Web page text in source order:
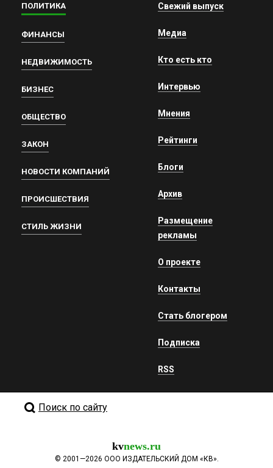
ПОЛИТИКА
ФИНАНСЫ
НЕДВИЖИМОСТЬ
БИЗНЕС
ОБЩЕСТВО
ЗАКОН
НОВОСТИ КОМПАНИЙ
ПРОИСШЕСТВИЯ
СТИЛЬ ЖИЗНИ
Свежий выпуск
Медиа
Кто есть кто
Интервью
Мнения
Рейтинги
Блоги
Архив
Размещение
рекламы
О проекте
Контакты
Стать блогером
Подписка
RSS
Поиск по сайту
kvnews.ru
© 2001—2026 ООО ИЗДАТЕЛЬСКИЙ ДОМ «КВ».